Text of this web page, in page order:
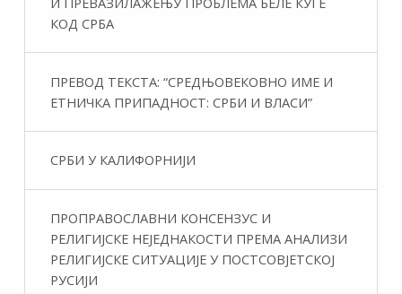
КОД СРБА
ПРЕВОД ТЕКСТА: “СРЕДЊОВЕКОВНО ИМЕ И
ЕТНИЧКА ПРИПАДНОСТ: СРБИ И ВЛАСИ”
СРБИ У КАЛИФОРНИЈИ
ПРОПРАВОСЛАВНИ КОНСЕНЗУС И
РЕЛИГИЈСКЕ НЕЈЕДНАКОСТИ ПРЕМА АНАЛИЗИ
РЕЛИГИЈСКЕ СИТУАЦИЈЕ У ПОСТСОВЈЕТСКОЈ
РУСИЈИ